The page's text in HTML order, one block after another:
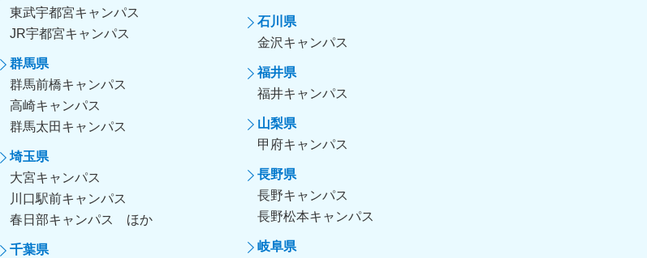
東武宇都宮キャンパス
JR宇都宮キャンパス
群馬県
群馬前橋キャンパス
高崎キャンパス
群馬太田キャンパス
埼玉県
大宮キャンパス
川口駅前キャンパス
春日部キャンパス
千葉県
石川県
金沢キャンパス
福井県
福井キャンパス
山梨県
甲府キャンパス
長野県
長野キャンパス
長野松本キャンパス
岐阜県